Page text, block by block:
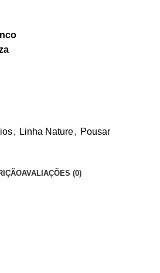
, Linha Nature, Pousar
AVALIAÇÕES (0)